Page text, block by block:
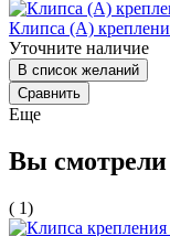
Клипса (А)
Уточните наличие
В список желаний
Сравнить
Еще
Вы смотрели
( 1)